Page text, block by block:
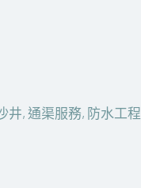
井,通渠服務, 防水工程